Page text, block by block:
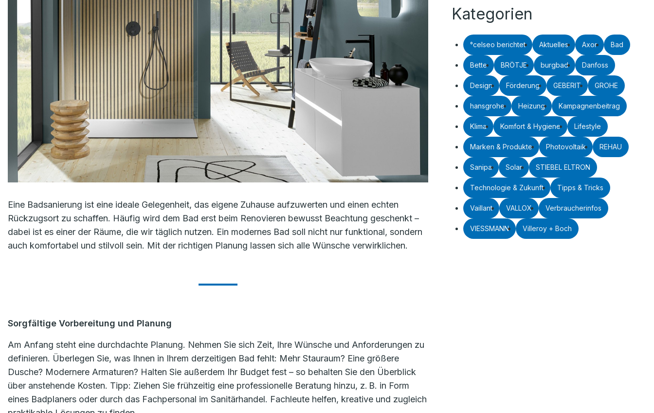
Eine Badsanierung ist eine ideale Gelegenheit, das eigene Zuhause aufzuwerten und einen echten
Rückzugsort zu schaffen. Häufig wird dem Bad erst beim Renovieren bewusst Beachtung geschenkt –
dabei ist es einer der Räume, die wir täglich nutzen. Ein modernes Bad soll nicht nur funktional, sondern
auch komfortabel und stilvoll sein. Mit der richtigen Planung lassen sich alle Wünsche verwirklichen.
Sorgfältige Vorbereitung und Planung
Am Anfang steht eine durchdachte Planung. Nehmen Sie sich Zeit, Ihre Wünsche und Anforderungen zu
definieren. Überlegen Sie, was Ihnen in Ihrem derzeitigen Bad fehlt: Mehr Stauraum? Eine größere
Dusche? Modernere Armaturen? Halten Sie außerdem Ihr Budget fest – so behalten Sie den Überblick
über anstehende Kosten. Tipp: Ziehen Sie frühzeitig eine professionelle Beratung hinzu, z. B. in Form
eines Badplaners oder durch das Fachpersonal im Sanitärhandel. Fachleute helfen, kreative und zugleich
Kategorien
°celseo berichtet Aktuelles Axor Bad
Bette BRÖTJE burgbad Danfoss
Design Förderung GEBERIT GROHE
hansgrohe Heizung Kampagnenbeitrag
Klima Komfort & Hygiene Lifestyle
Marken & Produkte Photovoltaik REHAU
Sanipa Solar STIEBEL ELTRON
Technologie & Zukunft Tipps & Tricks
Vaillant VALLOX Verbraucherinfos
VIESSMANN Villeroy + Boch